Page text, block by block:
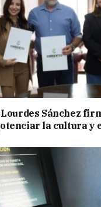
Sánchez
la cultura y